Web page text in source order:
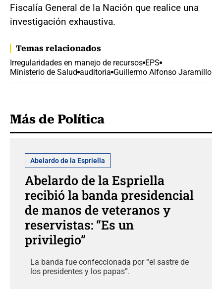
Fiscalía General de la Nación que realice una
investigación exhaustiva.
Temas relacionados
Irregularidades en manejo de recursos EPS
Ministerio de Salud auditoria Guillermo Alfonso Jaramillo
Más de Política
Abelardo de la Espriella
Abelardo de la Espriella
recibió la banda presidencial
de manos de veteranos y
reservistas: “Es un
privilegio”
La banda fue confeccionada por “el sastre de
los presidentes y los papas”.